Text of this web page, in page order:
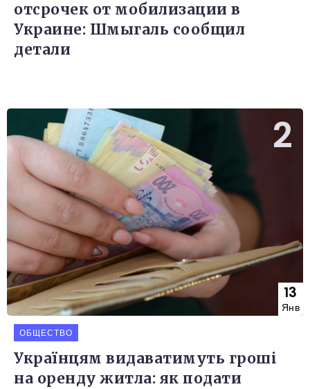
отсрочек от мобилизации в
Украине: Шмыгаль сообщил
детали
13
Янв
ОБЩЕСТВО
Українцям видаватимуть гроші
на оренду житла: як подати